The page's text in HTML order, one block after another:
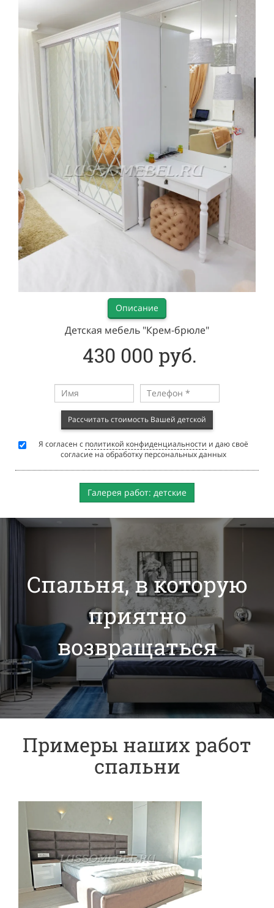
Описание
Детская мебель "Крем-брюле"
430 000 руб.
Рассчитать стоимость Вашей детской
Я согласен с политикой конфиденциальности и даю своё
согласие на обработку персональных данных
Галерея работ: детские
Спальня, в которую
приятно
возвращаться
Примеры наших работ
спальни